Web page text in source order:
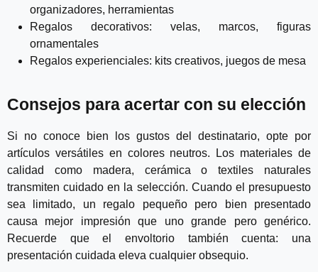
organizadores, herramientas
Regalos decorativos: velas, marcos, figuras
ornamentales
Regalos experienciales: kits creativos, juegos de mesa
Consejos para acertar con su elección
Si no conoce bien los gustos del destinatario, opte por
artículos versátiles en colores neutros. Los materiales de
calidad como madera, cerámica o textiles naturales
transmiten cuidado en la selección. Cuando el presupuesto
sea limitado, un regalo pequeño pero bien presentado
causa mejor impresión que uno grande pero genérico.
Recuerde que el envoltorio también cuenta: una
presentación cuidada eleva cualquier obsequio.